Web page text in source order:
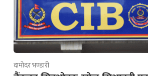
दामोदर भण्डारी